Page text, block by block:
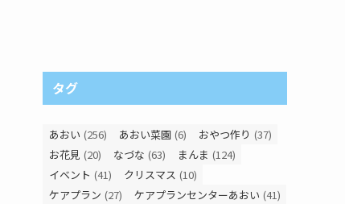
タグ
あおい (256) あおい菜園 (6) おやつ作り (37)
お花見 (20) なづな (63) まんま (124)
イベント (41) クリスマス (10)
ケアプラン (27) ケアプランセンターあおい (41)